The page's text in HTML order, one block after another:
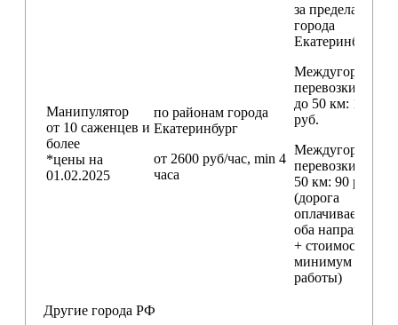
Манипулятор
от 10 саженцев и
более
*цены на
01.02.2025
по районам города
Екатеринбург
от 2600 руб/час, min 4
часа
за пределами
города
Екатеринбург
Междугородние
перевозки
до 50 км: 18 000
руб.
Междугородние
перевозки
50 км: 90 руб./км
(дорога
оплачивается в
оба направления
+ стоимость
минимум 4
работы)
Другие города РФ